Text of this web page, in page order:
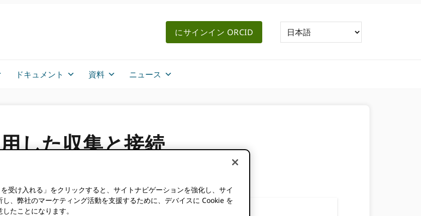
にサインイン ORCID
ドキュメント 資料 ニュース
した収集と接続
稿に含まれる情報は不正確である可能性があります。
を受け入れる」をクリックすると、サイトナビゲーションを強化し、サイ
し、弊社のマーケティング活動を支援するために、デバイスに Cookie を
たことになります。